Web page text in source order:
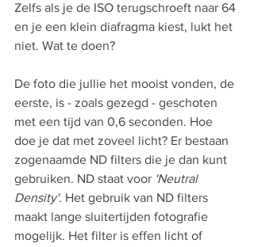
Zelfs als je de ISO terugschroeft naar 64
en je een klein diafragma kiest, lukt het
niet. Wat te doen?
De foto die jullie het mooist vonden, de
eerste, is - zoals gezegd - geschoten
met een tijd van 0,6 seconden. Hoe
doe je dat met zoveel licht? Er bestaan
zogenaamde ND filters die je dan kunt
gebruiken. ND staat voor 'Neutral
Density'. Het gebruik van ND filters
maakt lange sluitertijden fotografie
mogelijk. Het filter is effen licht of